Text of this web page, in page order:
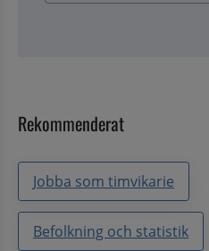
Rekommenderat
Jobba som timvikarie
Befolkning och statistik